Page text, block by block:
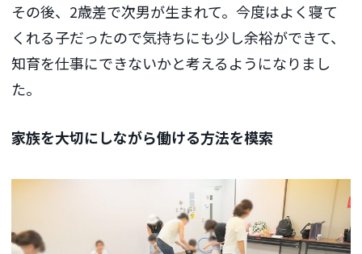
その後、2歳差で次男が生まれて。今度はよく寝て
くれる子だったので気持ちにも少し余裕ができて、
知育を仕事にできないかと考えるようになりまし
た。
家族を大切にしながら働ける方法を模索